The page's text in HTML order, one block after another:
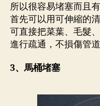
所以很容易堵塞而且
首先可以用可伸縮的
可直接把菜葉、毛髮
進行疏通，不損傷管道
3、馬桶堵塞